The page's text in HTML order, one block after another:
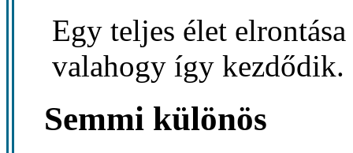
Egy teljes élet
valahogy így kezdődik.
Semmi különös